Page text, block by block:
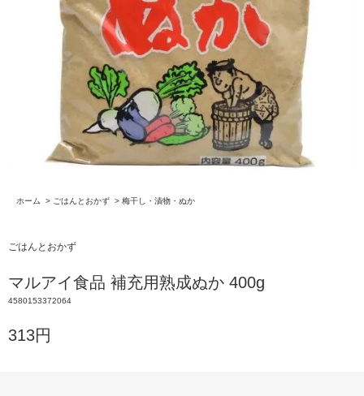
ホーム > ごはんとおかず > 梅干し・漬物・ぬか
ごはんとおかず
マルアイ食品 補充用熟成ぬか 400g
4580153372064
313円